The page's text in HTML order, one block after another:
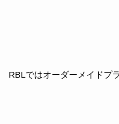
RBLではオーダーメイドプ